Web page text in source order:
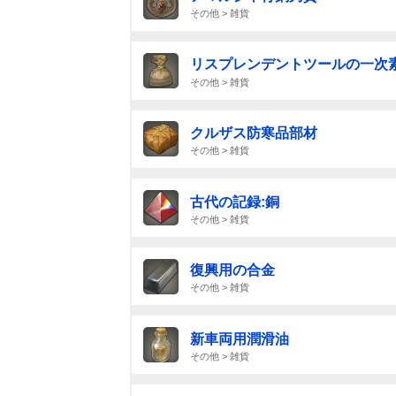
その他 > 雑貨
リスプレンデントツールの一次
その他 > 雑貨
クルザス防寒品部材
その他 > 雑貨
古代の記録:銅
その他 > 雑貨
復興用の合金
その他 > 雑貨
新車両用潤滑油
その他 > 雑貨